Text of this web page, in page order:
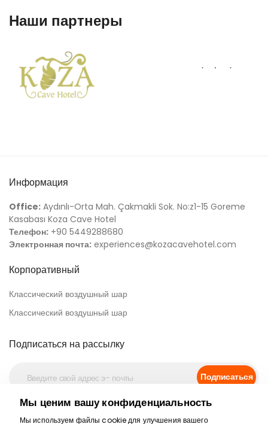
Наши партнеры
Информация
Office: Aydınlı-Orta Mah. Çakmakli Sok. No:z1-15 Goreme
Kasabası Koza Cave Hotel
Телефон: +90 5449288680
Электронная почта: experiences@kozacavehotel.com
Корпоративный
Классический воздушный шар
Классический воздушный шар
Подписаться на рассылку
Подписаться
Социальные медиа
Мы ценим вашу конфиденциальность
Мы используем файлы cookie для улучшения вашего